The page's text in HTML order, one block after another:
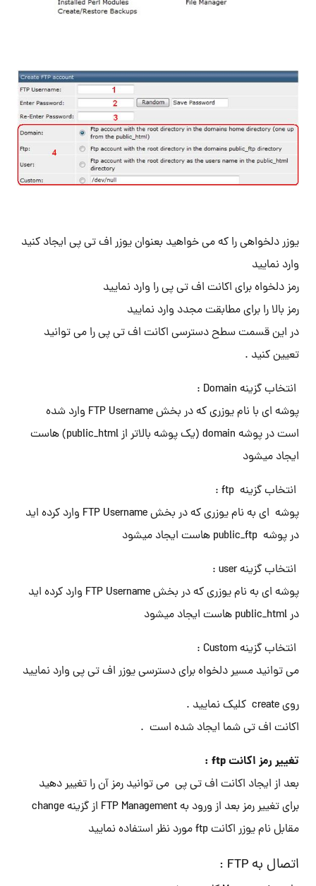
یوزر دلخواهی را که می خواهید بعنوان یوزر اف تی پی ایجاد کنید
وارد نمایید
رمز دلخواه برای اکانت اف تی پی را وارد نمایید
رمز بالا را برای مطابقت مجدد وارد نمایید
در این قسمت سطح دسترسی اکانت اف تی پی را می توانید
تعیین کنید .
انتخاب گزینه Domain :
پوشه ای با نام یوزری که در بخش FTP Username وارد شده
است در پوشه domain (یک پوشه بالاتر از public_html) هاست
ایجاد میشود
انتخاب گزینه ftp :
پوشه ای به نام یوزری که در بخش FTP Username وارد کرده اید
در پوشه public_ftp هاست ایجاد میشود
انتخاب گزینه user :
پوشه ای به نام یوزری که در بخش FTP Username وارد کرده اید
در public_html هاست ایجاد میشود
انتخاب گزینه Custom :
می توانید مسیر دلخواه برای دسترسی یوزر اف تی پی وارد نمایید
روی create کلیک نمایید .
اکانت اف تی شما ایجاد شده است .
تغییر رمز اکانت ftp :
بعد از ایجاد اکانت اف تی پی می توانید رمز آن را تغییر دهید
برای تغییر رمز بعد از ورود به FTP Management از گزینه change
مقابل نام یوزر اکانت ftp مورد نظر استفاده نمایید
اتصال به FTP :